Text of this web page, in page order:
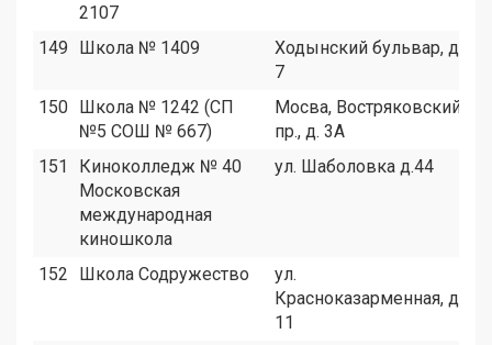
2107
149 Школа № 1409
Ходынский бульвар, д.
7
150 Школа № 1242 (СП
№5 СОШ № 667)
Мосва, Востряковский
пр., д. 3А
151
Киноколледж № 40
Московская
международная
киношкола
ул. Шаболовка д.44
152 Школа Содружество
ул.
Красноказарменная, д.
11